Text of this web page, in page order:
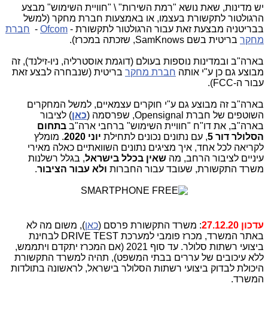
יש מדינות, שאת נושא "רמת השירות" \ "חוויית השימוש" מבצע
הרגולטור לתקשורת בעצמו, או באמצעות חברת מחקר (למשל
בבריטניה מבצעת זאת עבור הרגולטור לתקשורת - Ofcom
- חברת
מחקר בריטית בשם SamKnows, שזכתה במכרז).
בארה"ב ובמדינות נוספות בעולם (דוגמת אוסטרליה, ניו-זילנד), זה
מבוצע גם כן ע"י אותה חברת מחקר בריטית (שנבחרה לבצע זאת
עבור ה-FCC).
בארה"ב זה מבוצע גם ע"י חוקרים עצמאיים, למשל המחקרים
השוטפים של חברת Opensignal, שפרסמה (
כאן) לציבור
בארה"ב, את דו"ח "חוויית השימוש" ברחבי ארה"ב בתחום
הסלולר דור 5
, עם נתונים נכונים לתחילת יוני 2020
. מומלץ
לקריאה לכל אחד, איך מציגים נתונים השוואתיים כאלה מאירי
עיניים לציבור הרחב, מה שאין בכלל בישראל, בגלל רשלנות
משרד התקשורת, שעובד עבור החברות ולא עבור הציבור.
עדכון 27.12.20 : משרד התקשורת פרסם (כאן), משום מה לא
באתר המשרד, מכרז פומבי למערכת DRIVE TEST לבחינת
ביצועי רשתות סלולר. עד סוף 2021 (אם המכרז יתקדם ויתממש,
ללא עיכובים של עררים בבתי המשפט), תהיה למשרד התקשורת
היכולת לבדוק ביצועי רשתות הסלולר בישראל, לראשונה בתולדות
המשרד.